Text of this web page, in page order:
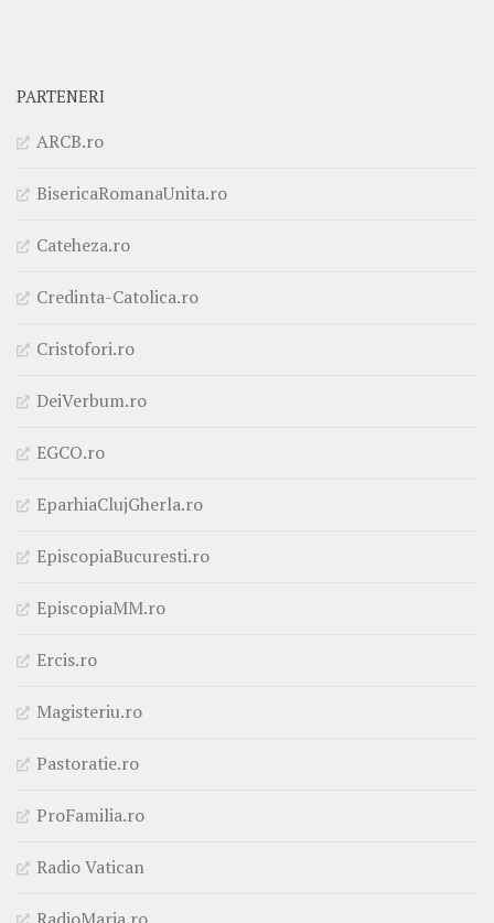
PARTENERI
ARCB.ro
BisericaRomanaUnita.ro
Cateheza.ro
Credinta-Catolica.ro
Cristofori.ro
DeiVerbum.ro
EGCO.ro
EparhiaClujGherla.ro
EpiscopiaBucuresti.ro
EpiscopiaMM.ro
Ercis.ro
Magisteriu.ro
Pastoratie.ro
ProFamilia.ro
Radio Vatican